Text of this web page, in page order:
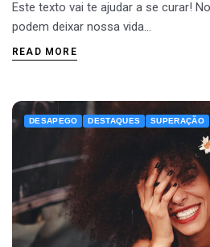
Este texto vai te ajudar a se curar!
podem deixar nossa vida...
READ MORE
DESAPEGO DESTAQUES SUPERAÇÃO